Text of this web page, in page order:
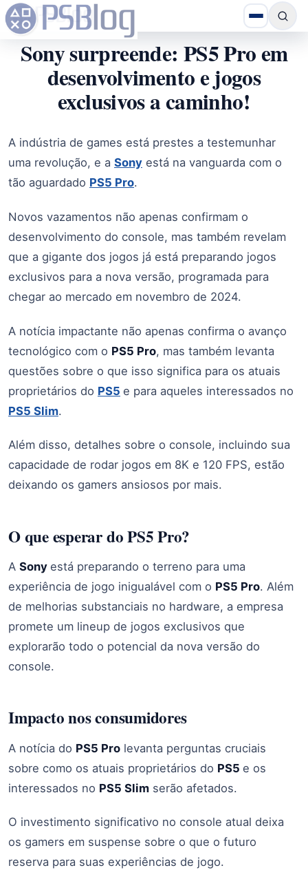
Sony surpreende: PS5 Pro em
desenvolvimento e jogos
exclusivos a caminho!
A indústria de games está prestes a testemunhar
uma revolução, e a Sony está na vanguarda com o
tão aguardado PS5 Pro.
Novos vazamentos não apenas confirmam o
desenvolvimento do console, mas também revelam
que a gigante dos jogos já está preparando jogos
exclusivos para a nova versão, programada para
chegar ao mercado em novembro de 2024.
A notícia impactante não apenas confirma o avanço
tecnológico com o PS5 Pro, mas também levanta
questões sobre o que isso significa para os atuais
proprietários do PS5 e para aqueles interessados no
PS5 Slim.
Além disso, detalhes sobre o console, incluindo sua
capacidade de rodar jogos em 8K e 120 FPS, estão
deixando os gamers ansiosos por mais.
O que esperar do PS5 Pro?
A Sony está preparando o terreno para uma
experiência de jogo inigualável com o PS5 Pro. Além
de melhorias substanciais no hardware, a empresa
promete um lineup de jogos exclusivos que
explorarão todo o potencial da nova versão do
console.
Impacto nos consumidores
A notícia do PS5 Pro levanta perguntas cruciais
sobre como os atuais proprietários do PS5 e os
interessados no PS5 Slim serão afetados.
O investimento significativo no console atual deixa
os gamers em suspense sobre o que o futuro
reserva para suas experiências de jogo.